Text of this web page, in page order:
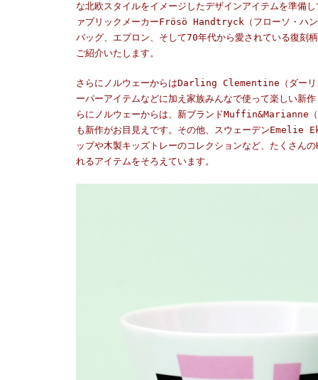
な北欧スタイルをイメージしたデザインアイテムを準備
ァブリックメーカーFrösö Handtryck（フローソ・ハン
バッグ、エプロン、そして70年代から愛されている復刻
ご紹介いたします。
さらにノルウェーからはDarling Clementine（ダーリ
ーパーアイテムなどに加え家族みんなで使って楽しい新
らにノルウェーからは、新ブランドMuffin&Marianne（
も新作がお目見えです。その他、スウェーデンEmelie
ップや木製キッズトレーのコレクションなど、たくさん
れるアイテムをそろえています。